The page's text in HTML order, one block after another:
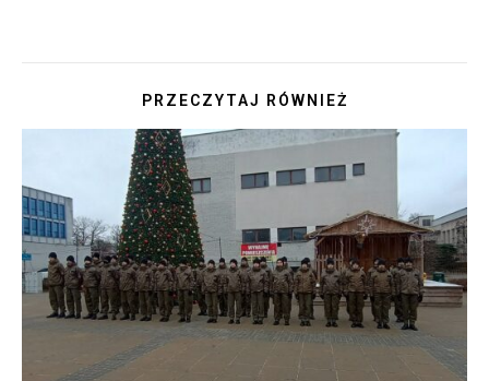
PRZECZYTAJ RÓWNIEŻ